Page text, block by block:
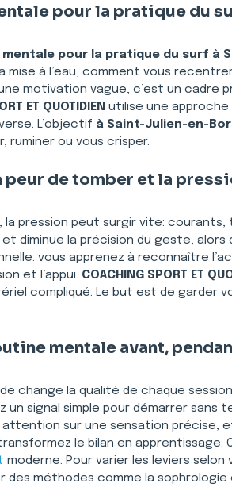
pour la pratique du
pour la pratique du surf à
mise à l’eau, comment vous
motivation vague, c’est un
ET QUOTIDIEN utilise une
L’objectif à Saint-Julien-en-
ruminer ou vous crisper.
peur de tomber et la
, la pression peut surgir vite: courants,
diminue la précision du geste, alors
vous apprenez à reconnaître
et l’appui. COACHING SPORT ET
compliqué. Le but est de
mentale avant,
change la qualité de chaque session
un signal simple pour démarrer
sur une sensation précise,
le bilan en
moderne. Pour varier les leviers
des méthodes comme la